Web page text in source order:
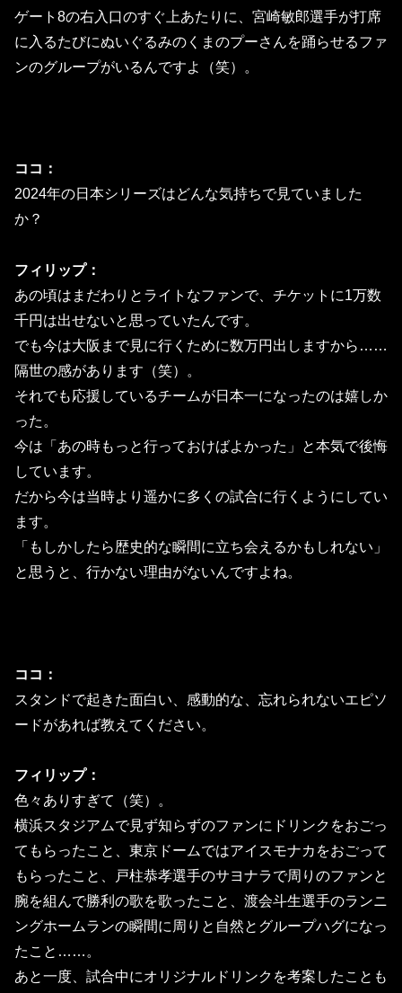
ゲート8の右入口のすぐ上あたりに、宮崎敏郎選手が打席
に入るたびにぬいぐるみのくまのプーさんを踊らせるファ
ンのグループがいるんですよ（笑）。
ココ：
2024年の日本シリーズはどんな気持ちで見ていました
か？
フィリップ：
あの頃はまだわりとライトなファンで、チケットに1万数
千円は出せないと思っていたんです。
でも今は大阪まで見に行くために数万円出しますから……
隔世の感があります（笑）。
それでも応援しているチームが日本一になったのは嬉しか
った。
今は「あの時もっと行っておけばよかった」と本気で後悔
しています。
だから今は当時より遥かに多くの試合に行くようにしてい
ます。
「もしかしたら歴史的な瞬間に立ち会えるかもしれない」
と思うと、行かない理由がないんですよね。
ココ：
スタンドで起きた面白い、感動的な、忘れられないエピソ
ードがあれば教えてください。
フィリップ：
色々ありすぎて（笑）。
横浜スタジアムで見ず知らずのファンにドリンクをおごっ
てもらったこと、東京ドームではアイスモナカをおごって
もらったこと、戸柱恭孝選手のサヨナラで周りのファンと
腕を組んで勝利の歌を歌ったこと、渡会斗生選手のランニ
ングホームランの瞬間に周りと自然とグループハグになっ
たこと……。
あと一度、試合中にオリジナルドリンクを考案したことも